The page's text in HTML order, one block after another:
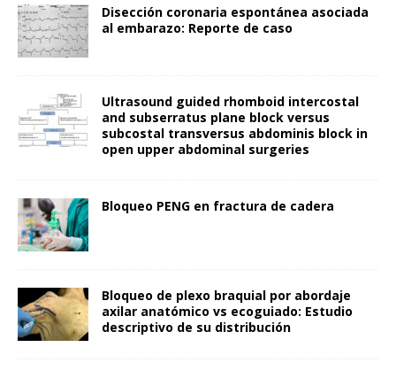
Disección coronaria espontánea asociada
al embarazo: Reporte de caso
Ultrasound guided rhomboid intercostal
and subserratus plane block versus
subcostal transversus abdominis block in
open upper abdominal surgeries
Bloqueo PENG en fractura de cadera
Bloqueo de plexo braquial por abordaje
axilar anatómico vs ecoguiado: Estudio
descriptivo de su distribución